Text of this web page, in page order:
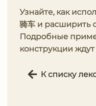
Узнайте, как
骑车 и расширить
Подробные
конструкции
К списку